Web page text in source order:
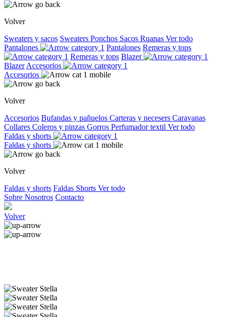
Volver
Sweaters y sacos Sweaters Ponchos Sacos Ruanas Ver todo
Pantalones
Pantalones Remeras y tops
Remeras y tops Blazer
Blazer Accesorios
Accesorios
Volver
Accesorios Bufandas y pañuelos Carteras y necesers Caravanas
Collares Coleros y pinzas Gorros Perfumador textil Ver todo
Faldas y shorts
Faldas y shorts
Volver
Faldas y shorts Faldas Shorts Ver todo
Sobre Nosotros Contacto
Volver